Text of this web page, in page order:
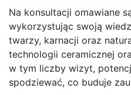
Na konsultacji omawiane
wykorzystując swoją
twarzy, karnacji oraz
technologii ceramicznej
w tym liczby wizyt,
spodziewać, co buduje